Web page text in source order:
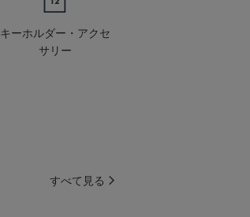
キーホルダー・アクセ
サリー
すべて見る